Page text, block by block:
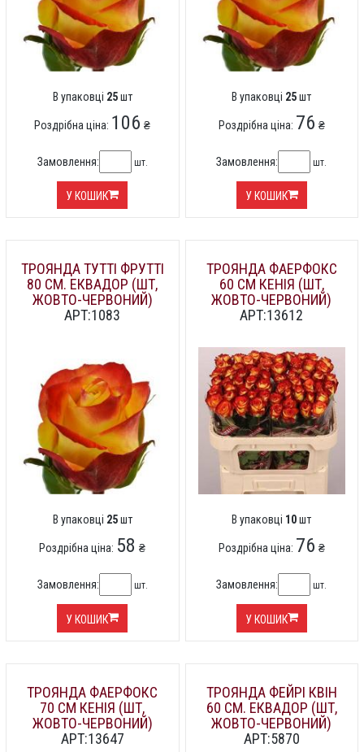
В упаковці 25шт
Роздрібна ціна: 106 ₴
Замовлення: шт.
У КОШИК
В упаковці 25шт
Роздрібна ціна: 76 ₴
Замовлення: шт.
У КОШИК
ТРОЯНДА ТУТТІ ФРУТТІ
80 СМ. ЕКВАДОР (ШТ,
ЖОВТО-ЧЕРВОНИЙ)
АРТ:1083
В упаковці 25шт
Роздрібна ціна: 58 ₴
Замовлення: шт.
У КОШИК
ТРОЯНДА ФАЕРФОКС
60 СМ КЕНІЯ (ШТ,
ЖОВТО-ЧЕРВОНИЙ)
АРТ:13612
В упаковці 10шт
Роздрібна ціна: 76 ₴
Замовлення: шт.
У КОШИК
ТРОЯНДА ФАЕРФОКС
70 СМ КЕНІЯ (ШТ,
ЖОВТО-ЧЕРВОНИЙ)
АРТ:13647
ТРОЯНДА ФЕЙРІ КВІН
60 СМ. ЕКВАДОР (ШТ,
ЖОВТО-ЧЕРВОНИЙ)
АРТ:5870